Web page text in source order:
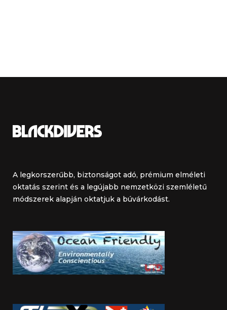
A legkorszerűbb, biztonságot adó, prémium elméleti
oktatás szerint és a legújabb nemzetközi szemléletű
módszerek alapján oktatjuk a búvárkodást.